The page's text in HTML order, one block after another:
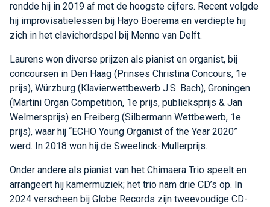
rondde hij in 2019 af met de hoogste cijfers. Recent volgde
hij improvisatielessen bij Hayo Boerema en verdiepte hij
zich in het clavichordspel bij Menno van Delft.
Laurens won diverse prijzen als pianist en organist, bij
concoursen in Den Haag (Prinses Christina Concours, 1e
prijs), Würzburg (Klavierwettbewerb J.S. Bach), Groningen
(Martini Organ Competition, 1e prijs, publieksprijs & Jan
Welmersprijs) en Freiberg (Silbermann Wettbewerb, 1e
prijs), waar hij “ECHO Young Organist of the Year 2020”
werd. In 2018 won hij de Sweelinck-Mullerprijs.
Onder andere als pianist van het Chimaera Trio speelt en
arrangeert hij kamermuziek; het trio nam drie CD’s op. In
2024 verscheen bij Globe Records zijn tweevoudige CD-